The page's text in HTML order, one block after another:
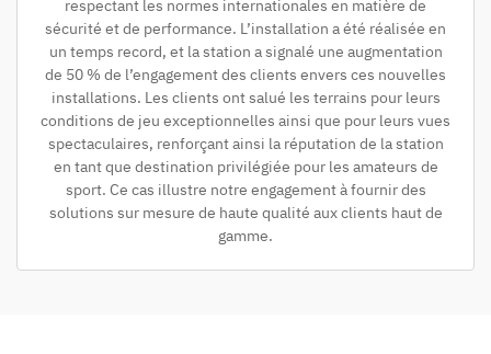
respectant les normes internationales en matière de
sécurité et de performance. L’installation a été réalisée en
un temps record, et la station a signalé une augmentation
de 50 % de l’engagement des clients envers ces nouvelles
installations. Les clients ont salué les terrains pour leurs
conditions de jeu exceptionnelles ainsi que pour leurs vues
spectaculaires, renforçant ainsi la réputation de la station
en tant que destination privilégiée pour les amateurs de
sport. Ce cas illustre notre engagement à fournir des
solutions sur mesure de haute qualité aux clients haut de
gamme.